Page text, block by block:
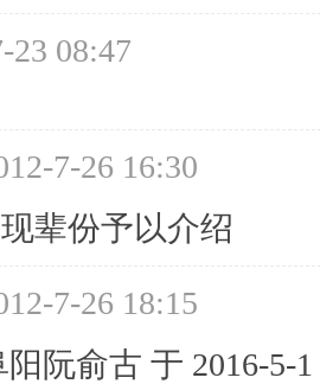
23 08:47
7-26 16:30
辈份予以介绍
7-26 18:15
阮俞古 于 2016-5-1